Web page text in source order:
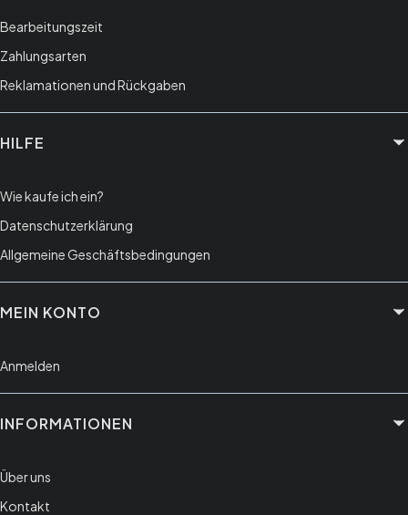
Bearbeitungszeit
Zahlungsarten
Reklamationen und Rückgaben
HILFE
Wie kaufe ich ein?
Datenschutzerklärung
Allgemeine Geschäftsbedingungen
MEIN KONTO
Anmelden
INFORMATIONEN
Über uns
Kontakt